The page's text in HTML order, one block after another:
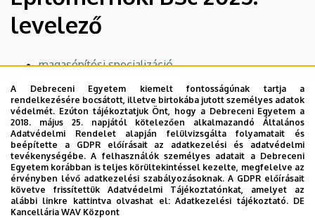
Építőmérnöki
Tanszék
(MK)
levelező
magasépítési specializáció
építéstechnológia és menedzsment specializáció
közlekedési létesítmények specializáció
vízi közmű és környezetmérnöki specializáció
Legutóbbi frissítés: 2024. 11. 11. 11:30
A Debreceni Egyetem kiemelt fontosságúnak tartja a
rendelkezésére bocsátott, illetve birtokába jutott személyes adatok
védelmét. Ezúton tájékoztatjuk Önt, hogy a Debreceni Egyetem a
2018. május 25. napjától kötelezően alkalmazandó Általános
Adatvédelmi Rendelet alapján felülvizsgálta folyamatait és
beépítette a GDPR előírásait az adatkezelési és adatvédelmi
tevékenységébe. A felhasználók személyes adatait a Debreceni
Egyetem korábban is teljes körültekintéssel kezelte, megfelelve az
érvényben lévő adatkezelési szabályozásoknak. A GDPR előírásait
követve frissítettük Adatvédelmi Tájékoztatónkat, amelyet az
alábbi linkre kattintva olvashat el:Adatkezelési tájékoztató. DE
Kancellária WAV Központ